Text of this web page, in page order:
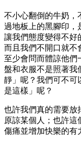
不小心翻倒的牛奶，
過地板上的黑腳印，
讓我們態度變得不好
而且我們不開口就不
至少會問而體諒他們
盤和衣服不是照著我
靜」呢？我們可不可
是這樣」呢？
也許我們真的需要放
原諒某個人；也許這
傷痛並增加快樂的有